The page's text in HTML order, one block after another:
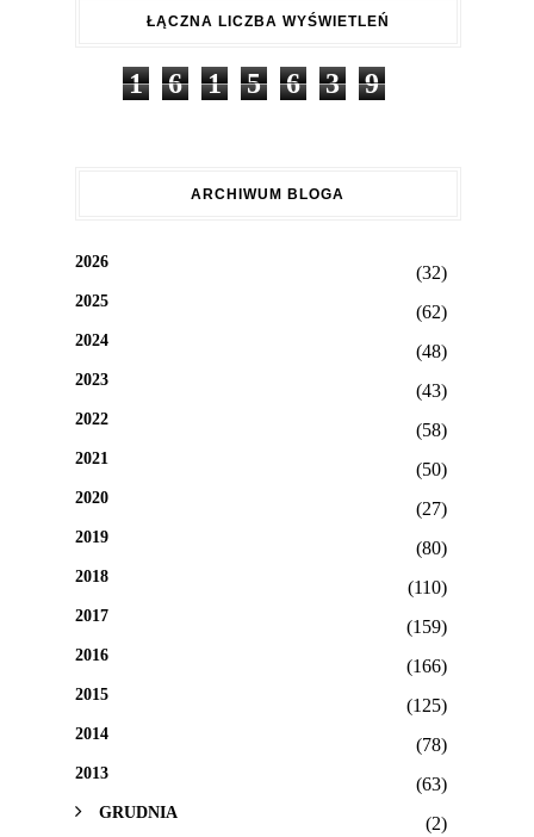
ŁĄCZNA LICZBA WYŚWIETLEŃ
1 6 1 5 6 3 9
ARCHIWUM BLOGA
2026
(32)
2025
(62)
2024
(48)
2023
(43)
2022
(58)
2021
(50)
2020
(27)
2019
(80)
2018
(110)
2017
(159)
2016
(166)
2015
(125)
2014
(78)
2013
(63)
GRUDNIA
(2)